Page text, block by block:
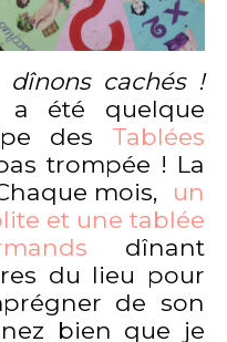
cachés !
a été quelque
des Tablées
trompée ! La
mois, un
et une tablée
dînant
du lieu pour
de son
bien que je